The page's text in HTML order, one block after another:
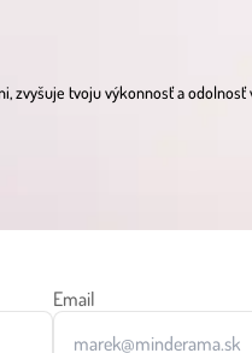
zvyšuje tvoju výkonnosť a odolnosť
Email